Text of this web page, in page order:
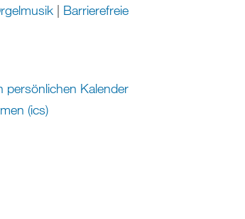
| Barrierefreie
persönlichen Kalender
(ics)